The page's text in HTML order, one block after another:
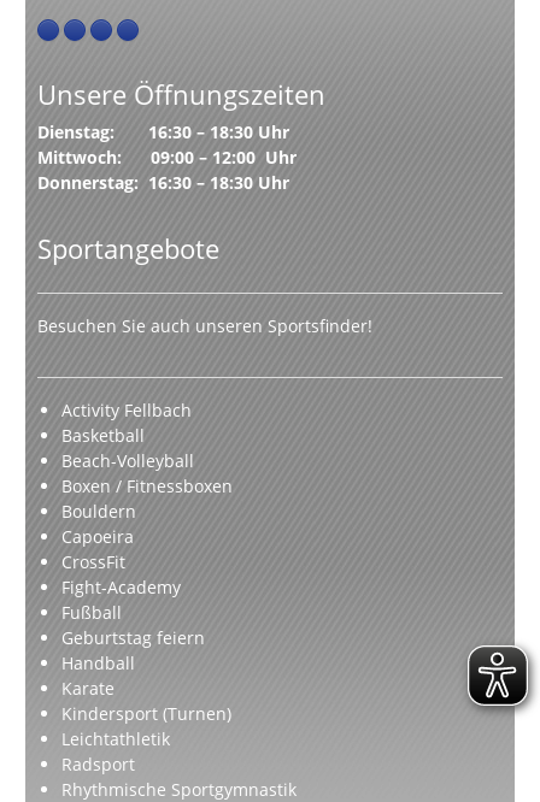
Unsere Öffnungszeiten
Dienstag: 16:30 – 18:30 Uhr
Mittwoch: 09:00 – 12:00 Uhr
Donnerstag: 16:30 – 18:30 Uhr
Sportangebote
Besuchen Sie auch unseren Sportsfinder!
Activity Fellbach
Basketball
Beach-Volleyball
Boxen / Fitnessboxen
Bouldern
Capoeira
CrossFit
Fight-Academy
Fußball
Geburtstag feiern
Handball
Karate
Kindersport (Turnen)
Leichtathletik
Radsport
Rhythmische Sportgymnastik